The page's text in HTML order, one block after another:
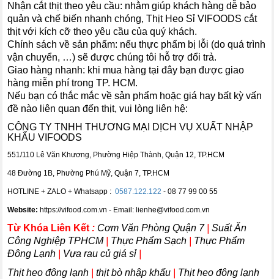
Nhận cắt thịt theo yêu cầu: nhằm giúp khách hàng dễ bảo
quản và chế biến nhanh chóng, Thịt Heo Sỉ VIFOODS cắt
thịt với kích cỡ theo yêu cầu của quý khách.
Chính sách về sản phẩm: nếu thực phẩm bị lỗi (do quá trình
vận chuyển, …) sẽ được chúng tôi hỗ trợ đổi trả.
Giao hàng nhanh: khi mua hàng tại đây bạn được giao
hàng miễn phí trong TP. HCM.
Nếu bạn có thắc mắc về sản phẩm hoặc giá hay bất kỳ vấn
đề nào liên quan đến thịt, vui lòng liên hệ:
CÔNG TY TNHH THƯƠNG MẠI DỊCH VỤ XUẤT NHẬP
KHẨU VIFOODS
551/110 Lê Văn Khương, Phường Hiệp Thành, Quận 12, TP.HCM
48 Đường 1B, Phường Phú Mỹ, Quận 7, TP.HCM
HOTLINE + ZALO + Whatsapp :0587.122.122 - 08 77 99 00 55
Website: https://vifood.com.vn - Email: lienhe@vifood.com.vn
Từ Khóa Liên Kết : Cơm Văn Phòng Quận 7|Suất Ăn
Công Nghiệp TPHCM| Thực Phẩm Sạch
Thực Phẩm
Đông Lạnh
Vựa rau củ giá sỉ|
Thịt heo đông lạnh |thịt bò nhập khẩu
Thịt heo đông lạnh